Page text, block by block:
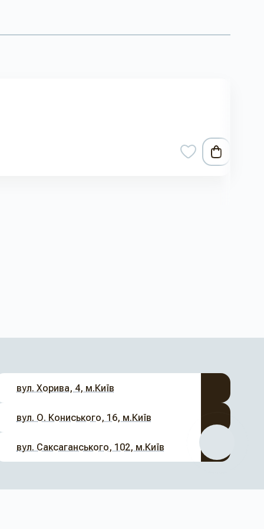
вул. Хорива, 4, м.Київ
вул. О. Кониського, 16, м.Київ
вул. Саксаганського, 102, м.Київ